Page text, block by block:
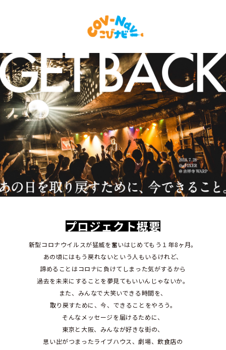
プロジェクト概要
新型コロナウイルスが猛威を奮いはじめてもう１年8ヶ月。
あの頃にはもう戻れないという人もいるけれど、
諦めることはコロナに負けてしまった気がするから
過去を未来にすることを夢見てもいいんじゃないか。
また、みんなで大笑いできる時間を、
取り戻すために、今、できることをやろう。
そんなメッセージを届けるために、
東京と大阪、みんなが好きな街の、
思い出がつまったライブハウス、劇場、飲食店の